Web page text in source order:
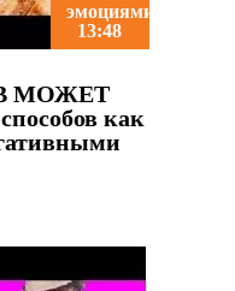
13:48
МОЖЕТ
как